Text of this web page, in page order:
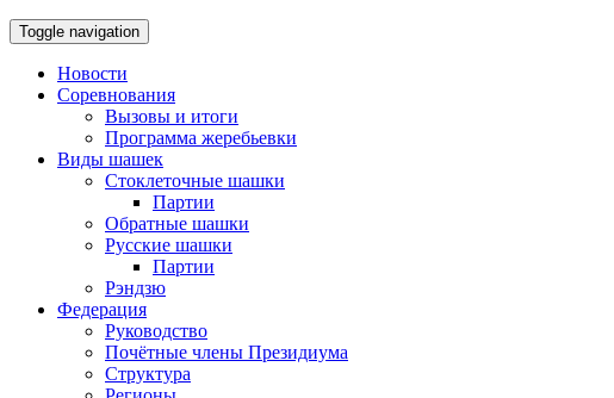
Toggle navigation
Новости
Соревнования
Вызовы и итоги
Программа жеребьевки
Виды шашек
Стоклеточные шашки
Партии
Обратные шашки
Русские шашки
Партии
Рэндзю
Федерация
Руководство
Почётные члены Президиума
Структура